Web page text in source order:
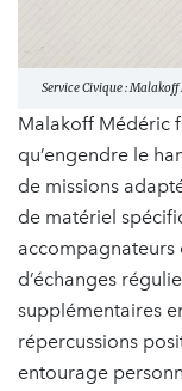
Service Civique :
Malakoff Médéric
qu’engendre le
de missions
de matériel
accompagnateurs
d’échanges
supplémentaires
répercussions
entourage